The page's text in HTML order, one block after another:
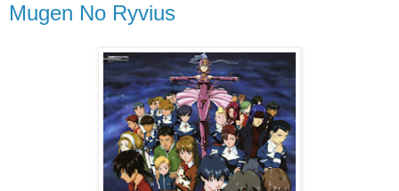
Mugen No Ryvius